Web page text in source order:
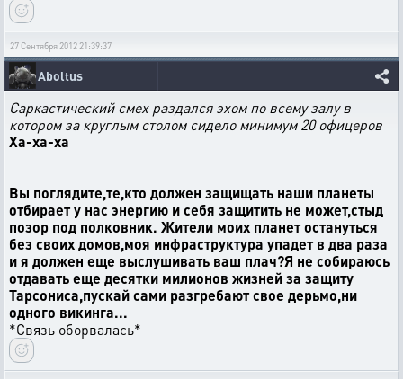
27 Сентября 2012 21:39:37
Aboltus
Саркастический смех раздался эхом по всему залу в
котором за круглым столом сидело минимум 20 офицеров
Ха-ха-ха
Вы поглядите,те,кто должен защищать наши планеты
отбирает у нас энергию и себя защитить не может,стыд
позор под полковник. Жители моих планет остануться
без своих домов,моя инфраструктура упадет в два раза
и я должен еще выслушивать ваш плач?Я не собираюсь
отдавать еще десятки милионов жизней за защиту
Тарсониса,пускай сами разгребают свое дерьмо,ни
одного викинга...
*Связь оборвалась*